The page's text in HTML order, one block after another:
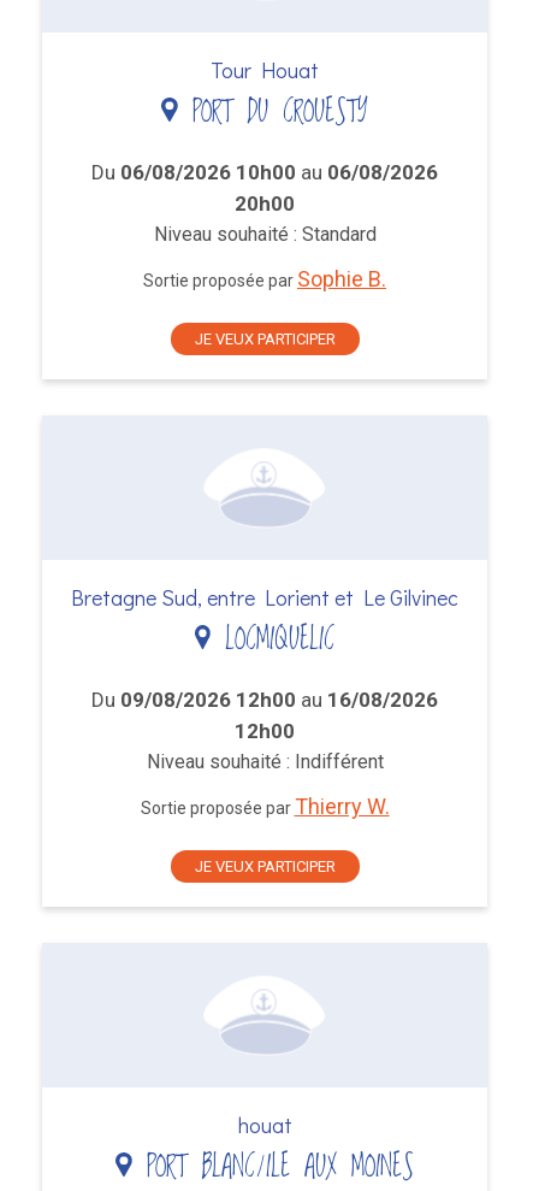
Tour Houat
PORT DU CROUESTY
Du 06/08/2026 10h00 au 06/08/2026
20h00
Niveau souhaité : Standard
Sortie proposée par Sophie B.
JE VEUX PARTICIPER
Bretagne Sud, entre Lorient et Le Gilvinec
LOCMIQUELIC
Du 09/08/2026 12h00 au 16/08/2026
12h00
Niveau souhaité : Indifférent
Sortie proposée parThierry W.
JE VEUX PARTICIPER
houat
PORT BLANC/ILE AUX MOINES